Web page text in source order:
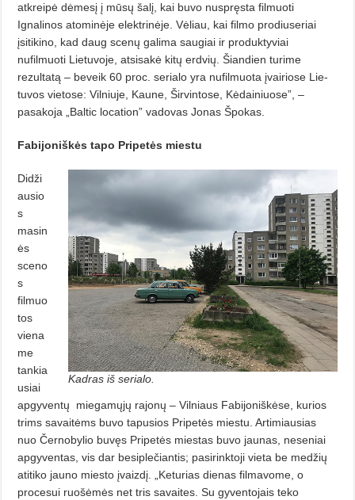
atkreipė dėmesį į mūsų šalį, kai buvo nuspręsta filmuoti
Ignalinos atominėje elektrinėje. Vėliau, kai filmo prodiuseriai
įsitikino, kad daug scenų galima sau­giai ir produktyviai
nufilmuoti Lie­tuvoje, atsisakė kitų erdvių. Šiandien turime
rezultatą – beveik 60 proc. se­rialo yra nufilmuota įvairiose Lie­
tuvos vietose: Vilniuje, Kaune, Šir­vin­tose, Kėdainiuose”, –
pasakoja „Bal­tic location” vadovas Jonas Špokas.
Fabijoniškės tapo Pripetės miestu
Kadras iš serialo.
Didži
ausio
s
masin
ės
sceno
s
filmuo
tos
viena
me
tankia
usiai
apgy­ventų
miegamųjų rajonų – Vilniaus Fa­bijoniškėse, kurios
trims savai­tėms buvo tapusios Pripetės miestu. Artimiausias
nuo Černobylio buvęs Pripetės miestas buvo jaunas, neseniai
apgyventas, vis dar besiplečiantis; pasirinktoji vieta be medžių
atitiko jauno miesto įvaizdį. „Keturias dienas filmavome, o
procesui ruošėmės net tris savaites. Su gyventojais teko